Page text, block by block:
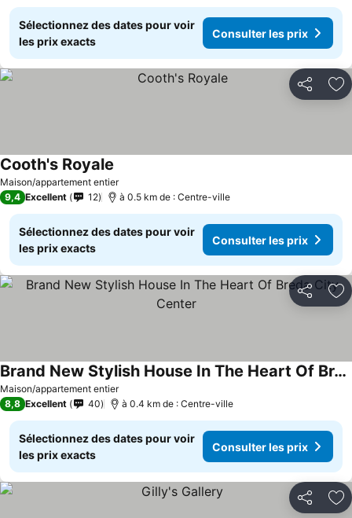
Sélectionnez des dates pour voir
les prix exacts
Consulter les prix
Partager
Maison/appartement entier
Cooth's Royale
9,4 Excellent 12 à 0.5 km de : Centre-ville
Sélectionnez des dates pour voir
les prix exacts
Consulter les prix
Partager
Maison/appartement entier
Brand New Stylish House In The Heart Of Breda City Center
8,8 Excellent 40 à 0.4 km de : Centre-ville
Sélectionnez des dates pour voir
les prix exacts
Consulter les prix
Partager